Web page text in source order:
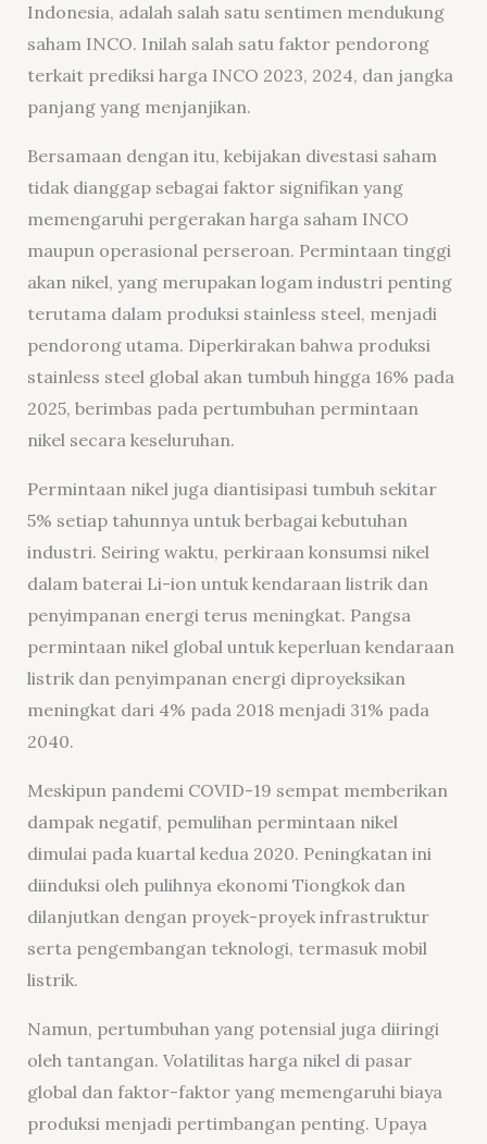
Indonesia, adalah salah satu sentimen mendukung
saham INCO. Inilah salah satu faktor pendorong
terkait prediksi harga INCO 2023, 2024, dan jangka
panjang yang menjanjikan.
Bersamaan dengan itu, kebijakan divestasi saham
tidak dianggap sebagai faktor signifikan yang
memengaruhi pergerakan harga saham INCO
maupun operasional perseroan. Permintaan tinggi
akan nikel, yang merupakan logam industri penting
terutama dalam produksi stainless steel, menjadi
pendorong utama. Diperkirakan bahwa produksi
stainless steel global akan tumbuh hingga 16% pada
2025, berimbas pada pertumbuhan permintaan
nikel secara keseluruhan.
Permintaan nikel juga diantisipasi tumbuh sekitar
5% setiap tahunnya untuk berbagai kebutuhan
industri. Seiring waktu, perkiraan konsumsi nikel
dalam baterai Li-ion untuk kendaraan listrik dan
penyimpanan energi terus meningkat. Pangsa
permintaan nikel global untuk keperluan kendaraan
listrik dan penyimpanan energi diproyeksikan
meningkat dari 4% pada 2018 menjadi 31% pada
2040.
Meskipun pandemi COVID-19 sempat memberikan
dampak negatif, pemulihan permintaan nikel
dimulai pada kuartal kedua 2020. Peningkatan ini
diinduksi oleh pulihnya ekonomi Tiongkok dan
dilanjutkan dengan proyek-proyek infrastruktur
serta pengembangan teknologi, termasuk mobil
listrik.
Namun, pertumbuhan yang potensial juga diiringi
oleh tantangan. Volatilitas harga nikel di pasar
global dan faktor-faktor yang memengaruhi biaya
produksi menjadi pertimbangan penting. Upaya